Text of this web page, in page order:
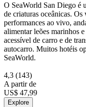
O SeaWorld San Diego é
de criaturas oceânicas. Os
performances ao vivo,
alimentar leões marinhos
acessível de carro e de
autocarro. Muitos hotéis
SeaWorld.
4,3 (143)
A partir de
US$ 47,99
Explore